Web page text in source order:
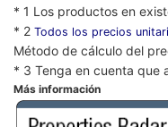
* 1 Los productos en
* 2 Todos los precios
Método de cálculo del
* 3 Tenga en cuenta que
Más información